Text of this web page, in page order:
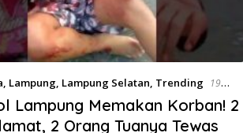
, Lampung, Lampung Selatan, Trending 19
Lampung Memakan Korban! 2
2 Orang Tuanya Tewas